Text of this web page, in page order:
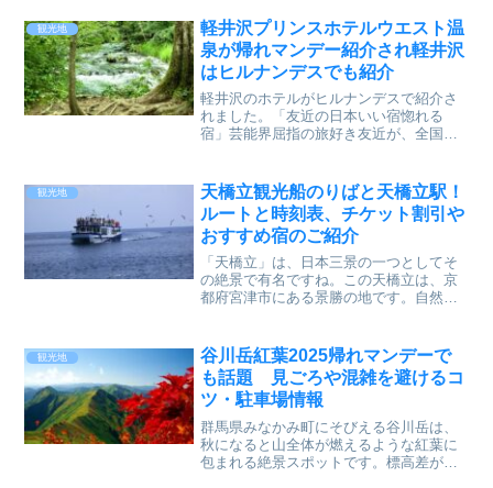
立を渡れる時間は何時からか、天橋立は
歩けるかどうか、
観光地
軽井沢プリンスホテルウエスト温
泉が帰れマンデー紹介され軽井沢
はヒルナンデスでも紹介
軽井沢のホテルがヒルナンデスで紹介さ
れました。「友近の日本いい宿惚れる
宿」芸能界屈指の旅好き友近が、全国の
スで紹介された家電の詳細をご紹介しま
す！
観光地
天橋立観光船のりばと天橋立駅！
ルートと時刻表、チケット割引や
おすすめ宿のご紹介
「天橋立」は、日本三景の一つとしてそ
の絶景で有名ですね。この天橋立は、京
都府宮津市にある景勝の地です。自然が
ごにように見えるという、独特の眺めを
醸すことでも有名です。
観光地
谷川岳紅葉2025帰れマンデーで
も話題 見ごろや混雑を避けるコ
ツ・駐車場情報
群馬県みなかみ町にそびえる谷川岳は、
秋になると山全体が燃えるような紅葉に
包まれる絶景スポットです。標高差が大